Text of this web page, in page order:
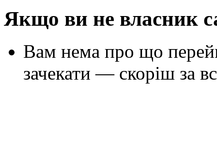
Якщо ви не власник
Вам нема про що
зачекати — скоріш за